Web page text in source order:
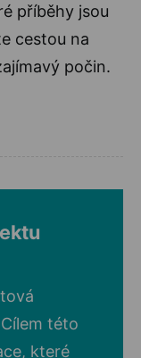
příběhy jsou
cestou na
počin.
této
které